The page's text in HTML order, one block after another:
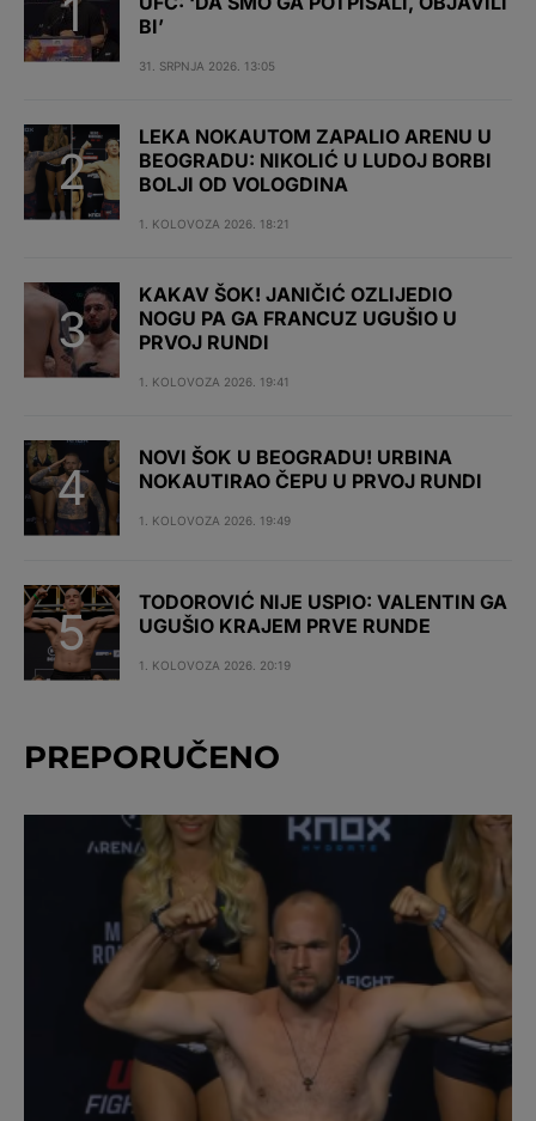
BI’
31. SRPNJA 2026. 13:05
LEKA NOKAUTOM ZAPALIO ARENU U
BEOGRADU: NIKOLIĆ U LUDOJ BORBI
BOLJI OD VOLOGDINA
1. KOLOVOZA 2026. 18:21
KAKAV ŠOK! JANIČIĆ OZLIJEDIO
NOGU PA GA FRANCUZ UGUŠIO U
PRVOJ RUNDI
1. KOLOVOZA 2026. 19:41
NOVI ŠOK U BEOGRADU! URBINA
NOKAUTIRAO ČEPU U PRVOJ RUNDI
1. KOLOVOZA 2026. 19:49
TODOROVIĆ NIJE USPIO: VALENTIN GA
UGUŠIO KRAJEM PRVE RUNDE
1. KOLOVOZA 2026. 20:19
PREPORUČENO